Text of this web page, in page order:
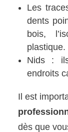
Les
dents
bois,
plastique.
Nids :
endroits
Il est
dès que